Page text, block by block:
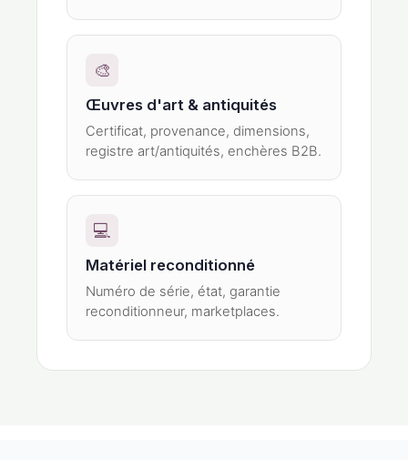
🎨
Œuvres d'art & antiquités
Certificat, provenance, dimensions,
registre art/antiquités, enchères B2B.
💻
Matériel reconditionné
Numéro de série, état, garantie
reconditionneur, marketplaces.